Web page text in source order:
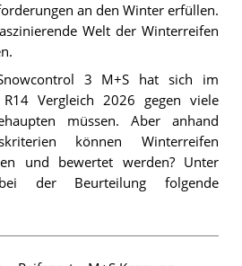
an den Winter erfüllen.
Welt der Winterreifen
3 M+S hat sich im
Vergleich 2026 gegen viele
müssen. Aber anhand
können Winterreifen
und bewertet werden? Unter
der Beurteilung folgende